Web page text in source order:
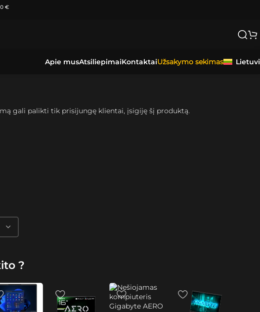
€
Apie musAtsiliepimaiKontaktaiUžsakymo sekimas
gali palikti tik prisijungę klientai, įsigiję šį produktą.
?